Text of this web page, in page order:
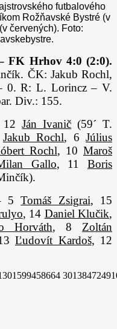
futbalového
Rožňavské Bystré (v
červených). Foto:
FK Hrhov 4:0 (2:0).
ČK: Jakub Rochl,
R: L. Lorincz – V.
Div.: 155.
Ján Ivanič (59´ T.
Jakub Rochl, 6 Július
Rochl, 10 Maroš
Gallo, 11 Boris
5Tomáš Zsigrai, 15
, 14 Daniel Klučik,
Horváth, 8 Zoltán
Ľudovít Kardoš, 12